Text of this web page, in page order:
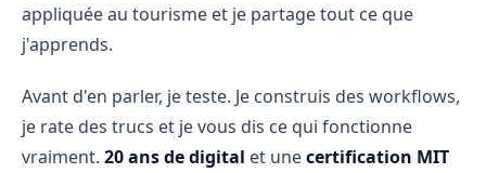
appliquée au tourisme et je partage tout ce que
j'apprends.
Avant d'en parler, je teste. Je construis des workflows,
je rate des trucs et je vous dis ce qui fonctionne
vraiment. 20 ans de digital et unecertification MIT